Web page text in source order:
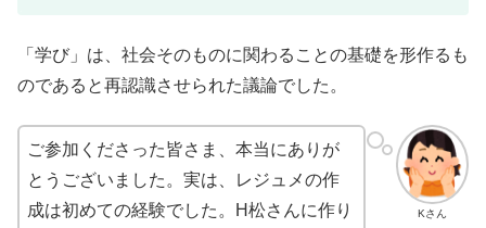
「学び」は、社会そのものに関わることの基礎を形作るも
のであると再認識させられた議論でした。
Kさん
ご参加くださった皆さま、本当にありが
とうございました。実は、レジュメの作
成は初めての経験でした。H松さんに作り